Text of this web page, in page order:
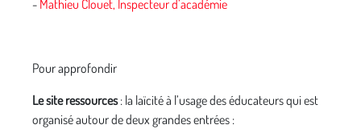
- Mathieu Clouet, Inspecteur d’académie
Pour approfondir
Le site ressources: la laïcité à l’usage des éducateurs qui est
organisé autour de deux grandes entrées :